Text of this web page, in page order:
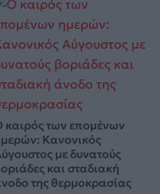
καιρός των επομένων
Κανονικός
με δυνατούς
και σταδιακή
της θερμοκρασίας